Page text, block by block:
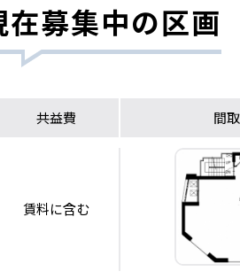
在募集中の区画
共益費 間
賃料に含む